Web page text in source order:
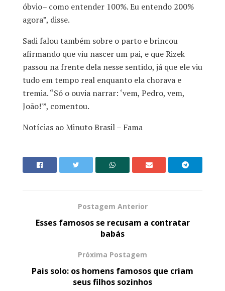
óbvio– como entender 100%. Eu entendo 200%
agora”, disse.
Sadi falou também sobre o parto e brincou
afirmando que viu nascer um pai, e que Rizek
passou na frente dela nesse sentido, já que ele viu
tudo em tempo real enquanto ela chorava e
tremia. “Só o ouvia narrar: ‘vem, Pedro, vem,
João!'”, comentou.
Notícias ao Minuto Brasil – Fama
Postagem Anterior
Esses famosos se recusam a contratar
babás
Próxima Postagem
Pais solo: os homens famosos que criam
seus filhos sozinhos